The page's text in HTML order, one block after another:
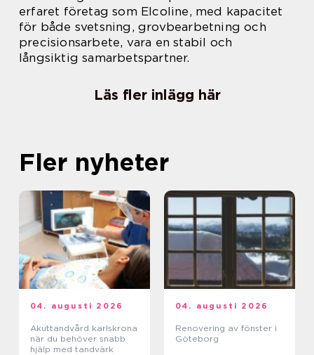
erfaret företag som Elcoline, med kapacitet
för både svetsning, grovbearbetning och
precisionsarbete, vara en stabil och
långsiktig samarbetspartner.
Läs fler inlägg här
Fler nyheter
04. augusti 2026
Akuttandvård karlskrona
när du behöver snabb
hjälp med tandvärk
04. augusti 2026
Renovering av fönster i
Göteborg